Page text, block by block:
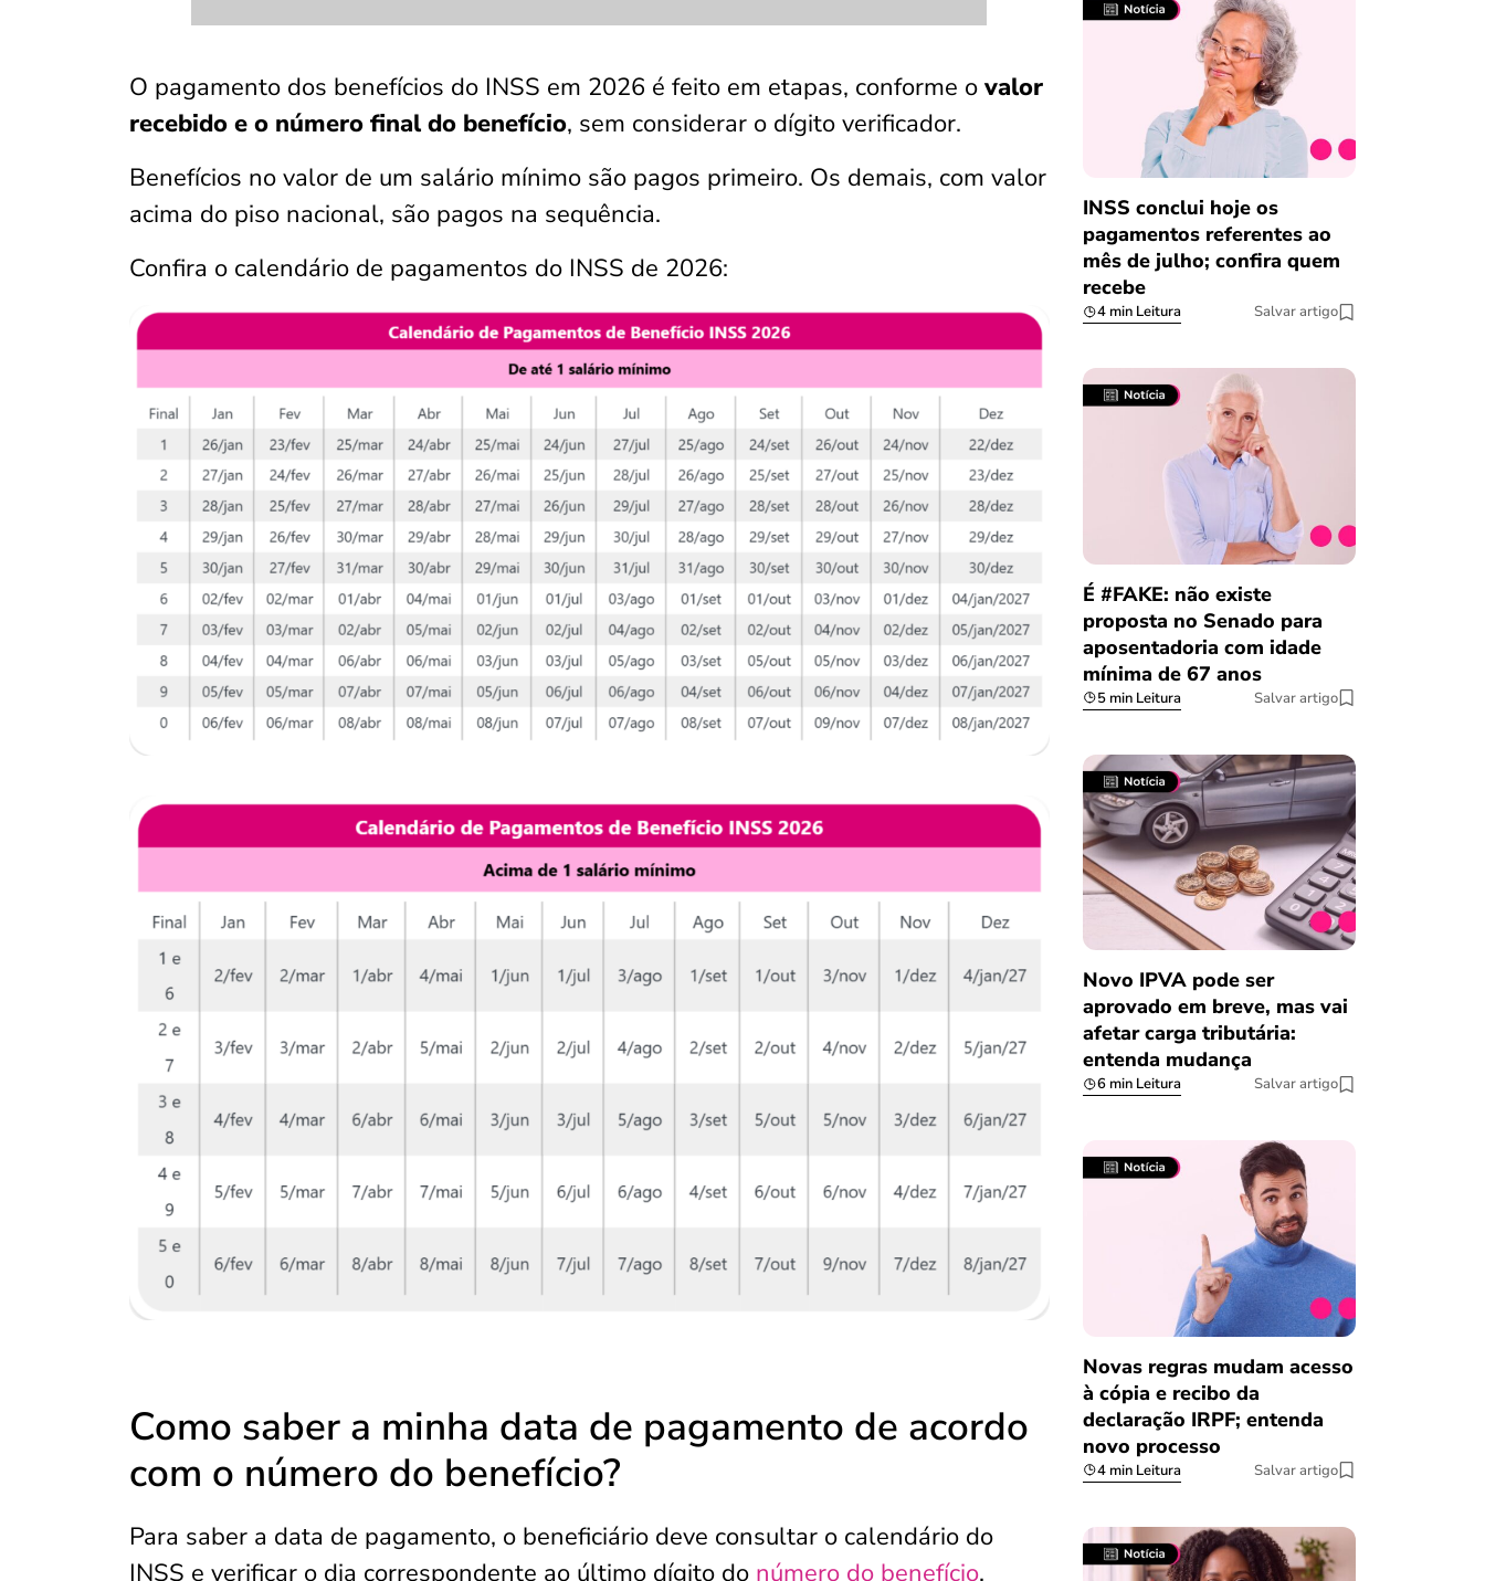
O pagamento dos benefícios do INSS em 2026 é feito em etapas, conforme o valor
recebido e o número final do benefício, sem considerar o dígito verificador.
Benefícios no valor de um salário mínimo são pagos primeiro. Os demais, com valor
acima do piso nacional, são pagos na sequência.
Confira o calendário de pagamentos do INSS de 2026:
Como saber a minha data de pagamento de acordo
com o número do benefício?
Para saber a data de pagamento, o beneficiário deve consultar o calendário do
INSS e verificar o dia correspondente ao último dígito do número do benefício.
INSS conclui hoje os
pagamentos referentes ao
mês de julho; confira quem
recebe
4 min Leitura Salvar artigo
É #FAKE: não existe
proposta no Senado para
aposentadoria com idade
mínima de 67 anos
5 min Leitura Salvar artigo
Novo IPVA pode ser
aprovado em breve, mas vai
afetar carga tributária:
entenda mudança
6 min Leitura Salvar artigo
Novas regras mudam acesso
à cópia e recibo da
declaração IRPF; entenda
novo processo
4 min Leitura Salvar artigo